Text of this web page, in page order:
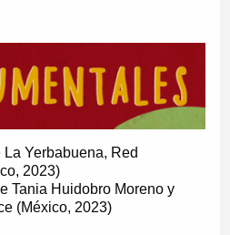
Yerbabuena, Red
2023)
Tania Huidobro Moreno y
(México, 2023)